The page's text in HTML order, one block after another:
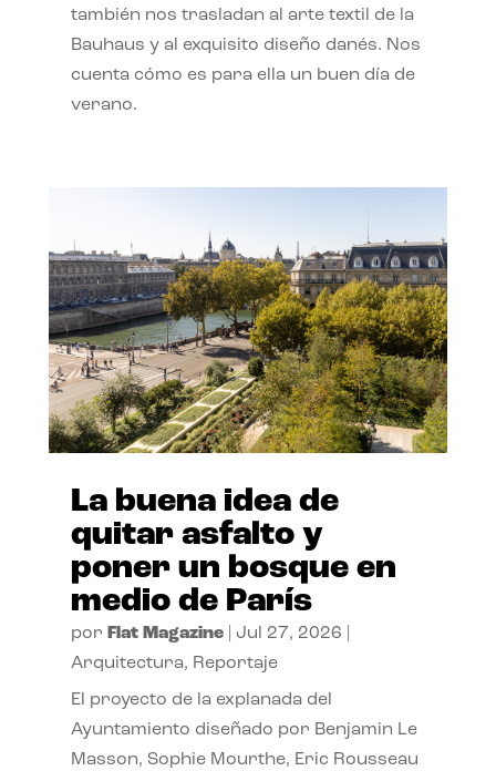
también nos trasladan al arte textil de la
Bauhaus y al exquisito diseño danés. Nos
cuenta cómo es para ella un buen día de
verano.
La buena idea de
quitar asfalto y
poner un bosque en
medio de París
por Flat Magazine| Jul 27, 2026
Arquitectura, Reportaje
El proyecto de la explanada del
Ayuntamiento diseñado por Benjamin Le
Masson, Sophie Mourthe, Eric Rousseau